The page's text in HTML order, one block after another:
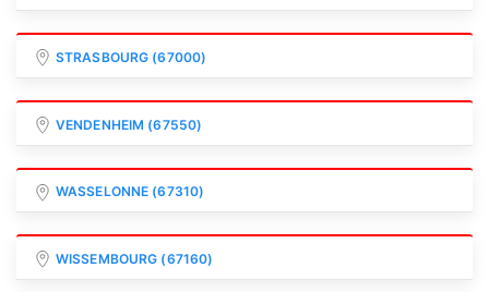
STRASBOURG (67000)
VENDENHEIM (67550)
WASSELONNE (67310)
WISSEMBOURG (67160)